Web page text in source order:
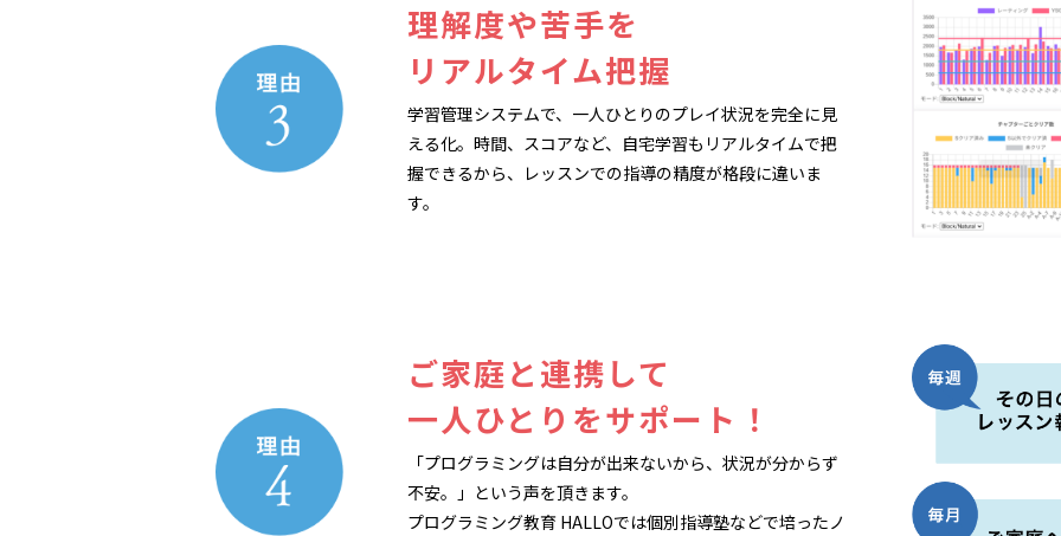
理解度や苦手を
リアルタイム把握
学習管理システムで、一人ひとりのプレイ状況を完全に見
える化。時間、スコアなど、自宅学習もリアルタイムで把
握できるから、レッスンでの指導の精度が格段に違いま
す。
ご家庭と連携して
一人ひとりをサポート！
「プログラミングは自分が出来ないから、状況が分からず
不安。」という声を頂きます。
プログラミング教育 HALLOでは個別指導塾などで培ったノ